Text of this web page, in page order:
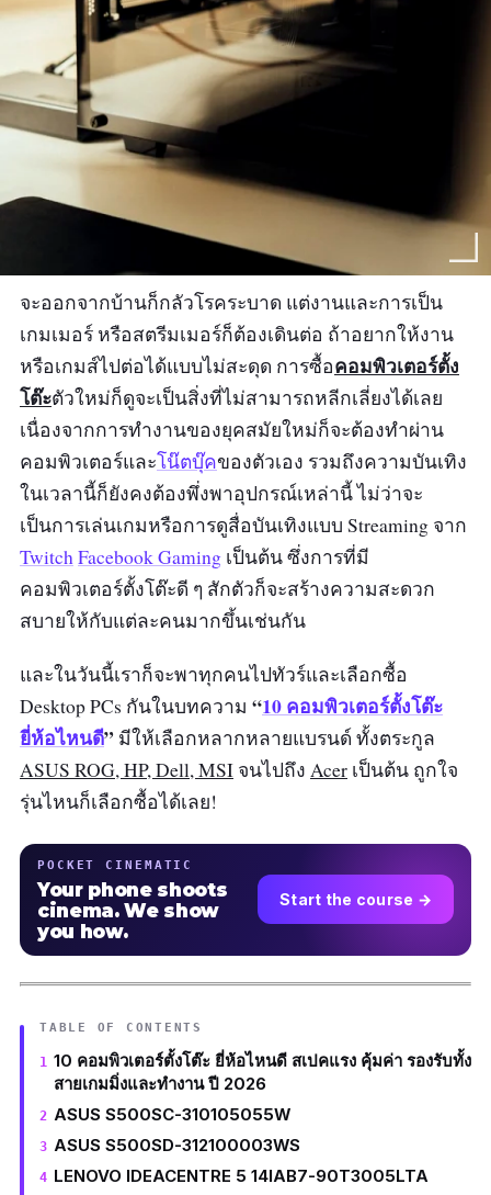
จะออกจากบ้านก็กลัวโรคระบาด แต่งานและการเป็น
เกมเมอร์ หรือสตรีมเมอร์ก็ต้องเดินต่อ ถ้าอยากให้งาน
หรือเกมส์ไปต่อได้แบบไม่สะดุด การซื้อคอมพิวเตอร์ตั้ง
โต๊ะตัวใหม่ก็ดูจะเป็นสิ่งที่ไม่สามารถหลีกเลี่ยงได้เลย
เนื่องจากการทำงานของยุคสมัยใหม่ก็จะต้องทำผ่าน
คอมพิวเตอร์และโน๊ตบุ๊คของตัวเอง รวมถึงความบันเทิง
ในเวลานี้ก็ยังคงต้องพึ่งพาอุปกรณ์เหล่านี้ ไม่ว่าจะ
เป็นการเล่นเกมหรือการดูสื่อบันเทิงแบบ Streaming จาก
Twitch Facebook Gaming เป็นต้น ซึ่งการที่มี
คอมพิวเตอร์ตั้งโต๊ะดี ๆ สักตัวก็จะสร้างความสะดวก
สบายให้กับแต่ละคนมากขึ้นเช่นกัน
และในวันนี้เราก็จะพาทุกคนไปทัวร์และเลือกซื้อ
Desktop PCs กันในบทความ “10 คอมพิวเตอร์ตั้งโต๊ะ
ยี่ห้อไหนดี” มีให้เลือกหลากหลายแบรนด์ ทั้งตระกูล
ASUS ROG, HP, Dell, MSI จนไปถึง Acer เป็นต้น ถูกใจ
รุ่นไหนก็เลือกซื้อได้เลย!
POCKET CINEMATIC
Your phone shoots
cinema. We show
you how.
Start the course →
TABLE OF CONTENTS
10 คอมพิวเตอร์ตั้งโต๊ะ ยี่ห้อไหนดี สเปคแรง คุ้มค่า รองรับทั้ง
สายเกมมิ่งและทำงาน ปี 2026
ASUS S500SC-310105055W
ASUS S500SD-312100003WS
LENOVO IDEACENTRE 5 14IAB7-90T3005LTA